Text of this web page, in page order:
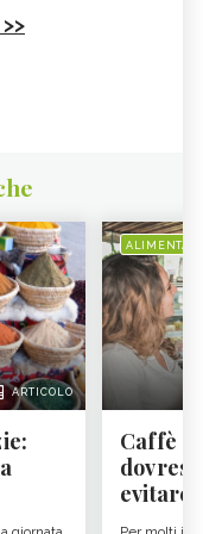
ARTICOLO
Caffè
evitare